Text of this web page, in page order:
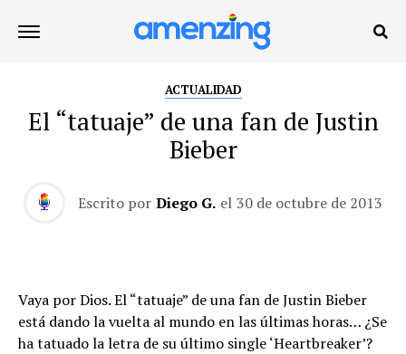
ACTUALIDAD
El “tatuaje” de una fan de Justin
Bieber
Escrito por Diego G. el 30 de octubre de 2013
Vaya por Dios. El “tatuaje” de una fan de Justin Bieber
está dando la vuelta al mundo en las últimas horas… ¿Se
ha tatuado la letra de su último single ‘Heartbreaker’?